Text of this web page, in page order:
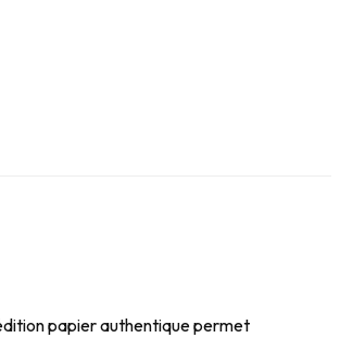
papier authentique permet